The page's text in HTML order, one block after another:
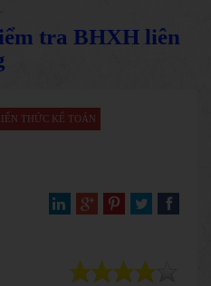
tra BHXH liên
THỨC KẾ TOÁN
NGAY